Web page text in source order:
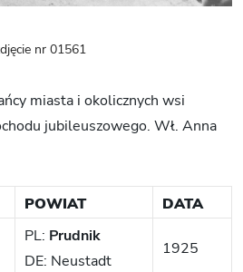
nr 01561
miasta i okolicznych wsi
jubileuszowego. Wł. Anna
POWIAT
DATA
PL: Prudnik
DE: Neustadt
1925